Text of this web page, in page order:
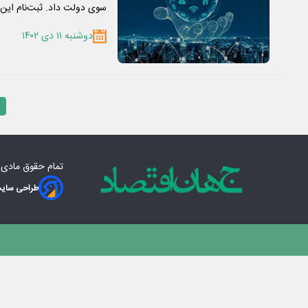
سوی دولت داد. ثبت‌نام
دوشنبه ۱۱ دی ۱۴۰۲
تمام حقوق
طراحی